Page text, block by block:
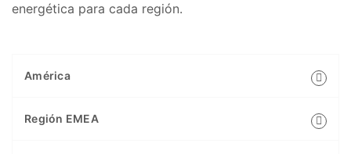
energética para cada región.
América
Región EMEA